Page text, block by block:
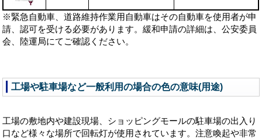
※緊急自動車、道路維持作業用自動車はその自動車を使用者が申
請、認可を受ける必要があります。緩和申請の詳細は、公安委員
会、陸運局にてご確認ください。
工場や駐車場など一般利用の場合の色の意味(用途)
工場の敷地内や建設現場、ショッピングモールの駐車場の出入り
口など様々な場所で回転灯が使用されています。注意喚起や非常